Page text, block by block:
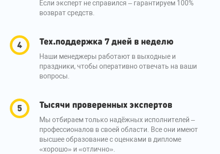
Если эксперт не справился – гарантируем 100%
возврат средств.
Тех.поддержка 7 дней в неделю
Наши менеджеры работают в выходные и
праздники, чтобы оперативно отвечать на ваши
вопросы.
Тысячи проверенных экспертов
Мы отбираем только надёжных исполнителей –
профессионалов в своей области. Все они имеют
высшее образование с оценками в дипломе
«хорошо» и «отлично».